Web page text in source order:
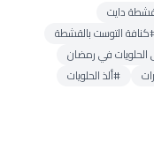
دايت
التوست بالقشطة
في رمضان
#ألذ الحلويات